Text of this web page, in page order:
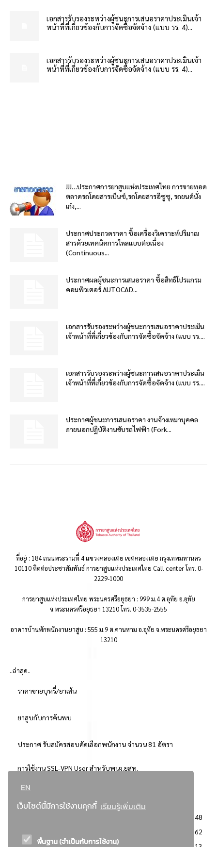
EN
เว็บไซต์นี้มีการใช้งานคุกกี้ เรียนรู้เพิ่มเติม
พื้นฐาน (จำเป็นกับการใช้งาน)
เอกสารรับรองระหว่างผู้ชนะการเสนอราคาประเมินเจ้า
หน้าที่ที่เกี่ยวข้องกับการจัดซื้อจัดจ้าง (แบบ รร. 4)...
เอกสารรับรองระหว่างผู้ชนะการเสนอราคาประเมินเจ้า
หน้าที่ที่เกี่ยวข้องกับการจัดซื้อจัดจ้าง (แบบ รร. 4)...
!!!…ประกาศการยาสูบแห่งประเทศไทย การขายทอด
ตลาดรถโดยสารเบ็นซ์,รถโดยสารอีซูซุ, รถยนต์นั่ง
เก๋ง,...
ประกาศประกวดราคา ซื้อเครื่องวิเคราะห์ปริมาณ
สารด้วยเทคนิคการไหลแบบต่อเนื่อง
(Continuous...
ประกาศผลผู้ชนะการเสนอราคา ซื้อสิทธิโปรแกรม
คอมพิวเตอร์ AUTOCAD...
เอกสารรับรองระหว่างผู้ชนะการเสนอราคาประเมิน
เจ้าหน้าที่ที่เกี่ยวข้องกับการจัดซื้อจัดจ้าง (แบบ รร....
เอกสารรับรองระหว่างผู้ชนะการเสนอราคาประเมิน
เจ้าหน้าที่ที่เกี่ยวข้องกับการจัดซื้อจัดจ้าง (แบบ รร....
ประกาศผู้ชนะการเสนอราคา งานจ้างเหมาบุคคล
ภายนอกปฏิบัติงานขับรถไฟฟ้า (Fork...
ที่อยู่ : 184 ถนนพระรามที่ 4 แขวงคลองเตย เขตคลองเตย กรุงเทพมหานคร
10110 ติดต่อประชาสัมพันธ์ การยาสูบแห่งประเทศไทย Call center โทร. 0-
2229-1000
การยาสูบแห่งประเทศไทย พระนครศรีอยุธยา : 999 ม.4 ต.อุทัย อ.อุทัย
จ.พระนครศรีอยุธยา 13210 โทร. 0-3535-2555
อาคารบ้านพักพนักงานยาสูบ : 555 ม.9 ต.คานหาม อ.อุทัย จ.พระนครศรีอยุธยา
13210
..ล่าสุด..
ราคาขายบุหรี่/ยาเส้น
ยาสูบกับการค้นพบ
ประกาศ รับสมัครสอบคัดเลือกพนักงาน จำนวน 81 อัตรา
การใช้งาน SSL-VPN User สำหรับพนง.ยสท.
..ยอดนิยม..
3248
2362